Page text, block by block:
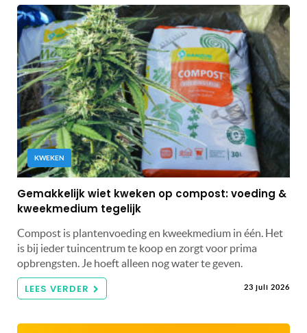
KWEKEN
Gemakkelijk wiet kweken op compost: voeding &
kweekmedium tegelijk
Compost is plantenvoeding en kweekmedium in één. Het
is bij ieder tuincentrum te koop en zorgt voor prima
opbrengsten. Je hoeft alleen nog water te geven.
LEES VERDER 23 juli 2026